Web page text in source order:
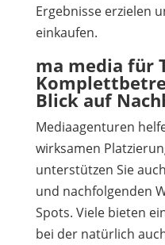
Ergebnisse erzielen
einkaufen.
ma media für
Blick auf
Mediaagenturen
wirksamen
unterstützen Sie
und nachfolgenden
Spots. Viele bieten
bei der natürlich